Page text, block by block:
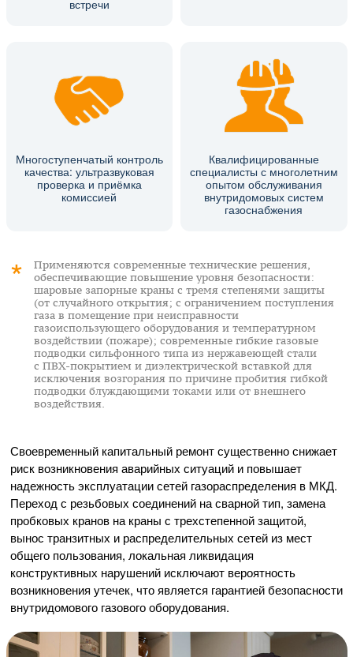
встречи
Многоступенчатый контроль
качества: ультразвуковая
проверка и приёмка
комиссией
Квалифицированные
специалисты с многолетним
опытом обслуживания
внутридомовых систем
газоснабжения
Применяются современные технические решения,
обеспечивающие повышение уровня безопасности:
шаровые запорные краны с тремя степенями защиты
(от случайного открытия; с ограничением поступления
газа в помещение при неисправности
газоиспользующего оборудования и температурном
воздействии (пожаре); современные гибкие газовые
подводки сильфонного типа из нержавеющей стали
с ПВХ-покрытием и диэлектрической вставкой для
исключения возгорания по причине пробития гибкой
подводки блуждающими токами или от внешнего
воздействия.
Своевременный капитальный ремонт существенно снижает
риск возникновения аварийных ситуаций и повышает
надежность эксплуатации сетей газораспределения в МКД.
Переход с резьбовых соединений на сварной тип, замена
пробковых кранов на краны с трехстепенной защитой,
вынос транзитных и распределительных сетей из мест
общего пользования, локальная ликвидация
конструктивных нарушений исключают вероятность
возникновения утечек, что является гарантией безопасности
внутридомового газового оборудования.